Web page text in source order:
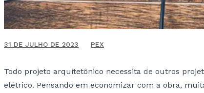
9 DE JUNHO DE 2020
31 DE JULHO DE 2023 PEX
Todo projeto arquitetônico necessita de outros
elétrico. Pensando em economizar com a obra,